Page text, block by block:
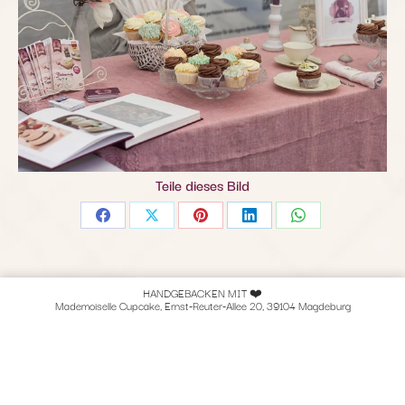
Teile dieses Bild
Share
Facebook
Share
X
Share
Pinterest
Share
LinkedIn
Share
WhatsApp
HANDGEBACKEN MIT ❤️
Mademoiselle Cupcake, Ernst-Reuter-Allee 20, 39104 Magdeburg